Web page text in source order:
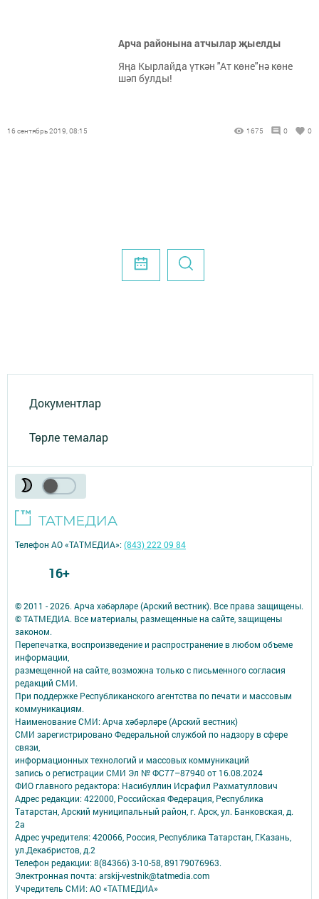
Арча районына атчылар җыелды
Яңа Кырлайда үткән "Ат көне"нә көне
шәп булды!
16 сентябрь 2019, 08:15 1675 0 0
Документлар
Төрле темалар
© 2011 - 2026. Арча хәбәрләре (Арский вестник). Все права защищены.
© ТАТМЕДИА. Все материалы, размещенные на сайте, защищены
законом.
Перепечатка, воспроизведение и распространение в любом объеме
информации,
размещенной на сайте, возможна только с письменного согласия
редакций СМИ.
При поддержке Республиканского агентства по печати и массовым
коммуникациям.
Наименование СМИ: Арча хәбәрләре (Арский вестник)
СМИ зарегистрировано Федеральной службой по надзору в сфере
связи,
информационных технологий и массовых коммуникаций
запись о регистрации СМИ Эл № ФС77–87940 от 16.08.2024
ФИО главного редактора: Насибуллин Исрафил Рахматуллович
Адрес редакции: 422000, Российская Федерация, Республика
Татарстан, Арский муниципальный район, г. Арск, ул. Банковская, д.
2а
Адрес учредителя: 420066, Россия, Республика Татарстан, Г.Казань,
ул.Декабристов, д.2
Телефон редакции: 8(84366) 3-10-58, 89179076963.
Электронная почта: arskij-vestnik@tatmedia.com
Учредитель СМИ: АО «ТАТМЕДИА»
Телефон АО «ТАТМЕДИА»:(843) 222 09 84
16+